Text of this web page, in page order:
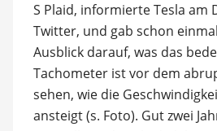
S Plaid, informierte Tesla am
Twitter, und gab schon
Ausblick darauf, was das
Tachometer ist vor dem
sehen, wie die
ansteigt (s. Foto). Gut zwei